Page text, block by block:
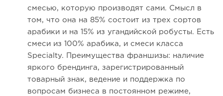
смесью, которую производят сами. Смысл в
том, что она на 85% состоит из трех сортов
арабики и на 15% из угандийской робусты. Есть
смеси из 100% арабика, и смеси класса
Specialty. Преимущества франшизы: наличие
яркого брендинга, зарегистрированный
товарный знак, ведение и поддержка по
вопросам бизнеса в постоянном режиме,